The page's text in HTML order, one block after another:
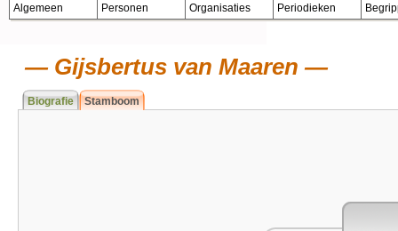
Algemeen Personen Organisaties Periodieken
Gijsbertus van Maaren
Biografie Stamboom